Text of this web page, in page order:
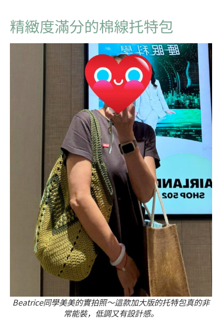
精緻度滿分的棉線托特包
Beatrice同學美美的實拍照～這款加大版的托特包真的非
常能裝，低調又有設計感。